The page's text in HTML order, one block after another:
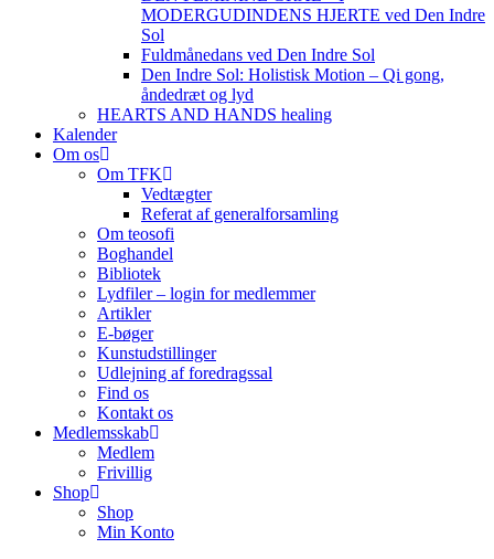
MODERGUDINDENS HJERTE ved Den Indre
Sol
Fuldmånedans ved Den Indre Sol
Den Indre Sol: Holistisk Motion – Qi gong,
åndedræt og lyd
HEARTS AND HANDS healing
Kalender
Om os
Om TFK
Vedtægter
Referat af generalforsamling
Om teosofi
Boghandel
Bibliotek
Lydfiler – login for medlemmer
Artikler
E-bøger
Kunstudstillinger
Udlejning af foredragssal
Find os
Kontakt os
Medlemsskab
Medlem
Frivillig
Shop
Shop
Min Konto